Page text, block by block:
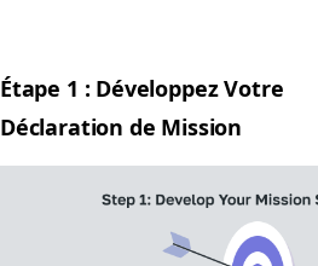
Étape 1 : Développez Votre
Déc­la­ra­tion de Mission